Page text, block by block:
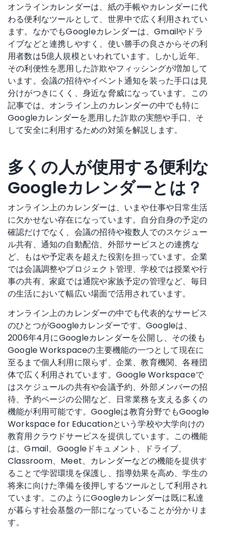
オンラインカレンダーは、紙の手帳やカレンダーに代
わる便利なツールとして、世界中で広く利用されてい
ます。なかでもGoogleカレンダーは、Gmailやドラ
イブなどと連携しやすく、使い勝手の良さからその利
用者数は5億人規模といわれています。しかし近年、
その利便性を悪用した詐欺やフィッシングが増加して
います。会議の招待やイベント通知を装った手口は見
分けがつきにくく、身近な脅威になっています。この
記事では、オンライン上のカレンダーの中でも特に
Googleカレンダーを悪用した詐欺の実態や手口、そ
して安全に利用するための対策を解説します。
多くの人が使用する便利な
Googleカレンダーとは？
オンライン上のカレンダーは、いまや仕事や日常生活
に欠かせない存在になっています。自分自身の予定の
確認だけでなく、会議の招待や複数人でのスケジュー
ル共有、通知の自動配信、外部サービスとの連携な
ど、もはや予定表を超えた役割を担っています。企業
では会議調整やプロジェクト管理、学校では授業や行
事の共有、家庭では通院や家族予定の管理など、毎日
の生活において幅広い場面で活用されています。
オンライン上のカレンダーの中でも代表的なサービス
のひとつがGoogleカレンダーです。Googleは、
2006年4月にGoogleカレンダーを公開し、その後も
Google Workspaceの主要機能の一つとして現在に
至るまで個人利用に限らず、企業、教育機関、各種団
体で広く利用されています。Google Workspaceで
はスケジュールの共有や会議予約、外部メンバーの招
待、予約ページの公開など、日常業務を支える多くの
機能が利用可能です。Googleは教育分野でもGoogle
Workspace for Educationという学校や大学向けの
教育用クラウドサービスを提供しています。この機能
は、Gmail、Googleドキュメント、ドライブ、
Classroom、Meet、カレンダーなどの機能を提供す
ることで学習環境を保護し、指導効果を高め、学生の
将来に向けた準備を後押しするツールとして利用され
ています。このようにGoogleカレンダーは既に私達
が暮らす社会基盤の一部になっていることが分かりま
す。